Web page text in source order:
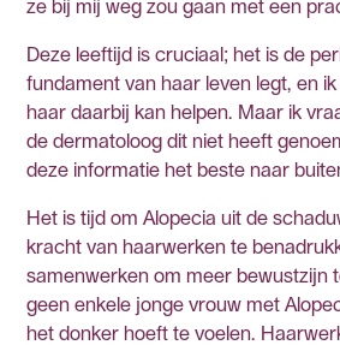
ze bij mij weg zou gaan met een
Deze leeftijd is cruciaal; het is de
fundament van haar leven legt, en
haar daarbij kan helpen. Maar ik
de dermatoloog dit niet heeft
deze informatie het beste naar
Het is tijd om Alopecia uit de
kracht van haarwerken te
samenwerken om meer bewustzijn
geen enkele jonge vrouw met
het donker hoeft te voelen.